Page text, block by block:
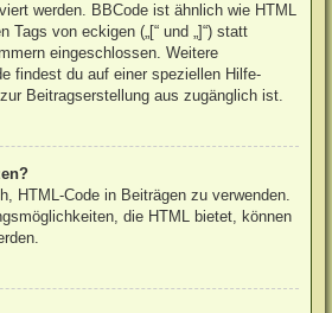
werden. BBCode ist ähnlich wie HTML
Tags von eckigen („[“ und „]“) statt
eingeschlossen. Weitere
findest du auf einer speziellen Hilfe-
Beitragserstellung aus zugänglich ist.
HTML-Code in Beiträgen zu verwenden.
die HTML bietet, können